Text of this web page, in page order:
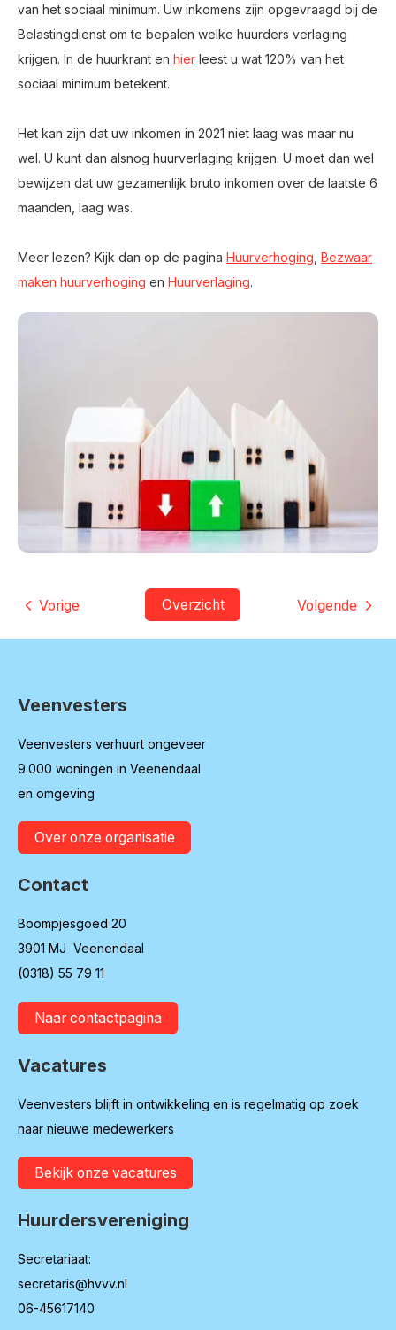
van het sociaal minimum. Uw inkomens zijn opgevraagd bij de
Belastingdienst om te bepalen welke huurders verlaging
krijgen. In de huurkrant en hier leest u wat 120% van het
sociaal minimum betekent.
Het kan zijn dat uw inkomen in 2021 niet laag was maar nu
wel. U kunt dan alsnog huurverlaging krijgen. U moet dan wel
bewijzen dat uw gezamenlijk bruto inkomen over de laatste 6
maanden, laag was.
Meer lezen? Kijk dan op de pagina Huurverhoging Bezwaar
maken huurverhoging en Huurverlaging.
Volgende
Overzicht
Vorige
Contactinformatie
Veenvesters
Veenvesters verhuurt ongeveer
9.000 woningen in Veenendaal
en omgeving
Over onze organisatie
Contact
Boompjesgoed 20
3901 MJ Veenendaal
(0318) 55 79 11
Naar contactpagina
Vacatures
Veenvesters blijft in ontwikkeling en is regelmatig op zoek
naar nieuwe medewerkers
Bekijk onze vacatures
Huurdersvereniging
Secretariaat:
secretaris@hvvv.nl
06-45617140